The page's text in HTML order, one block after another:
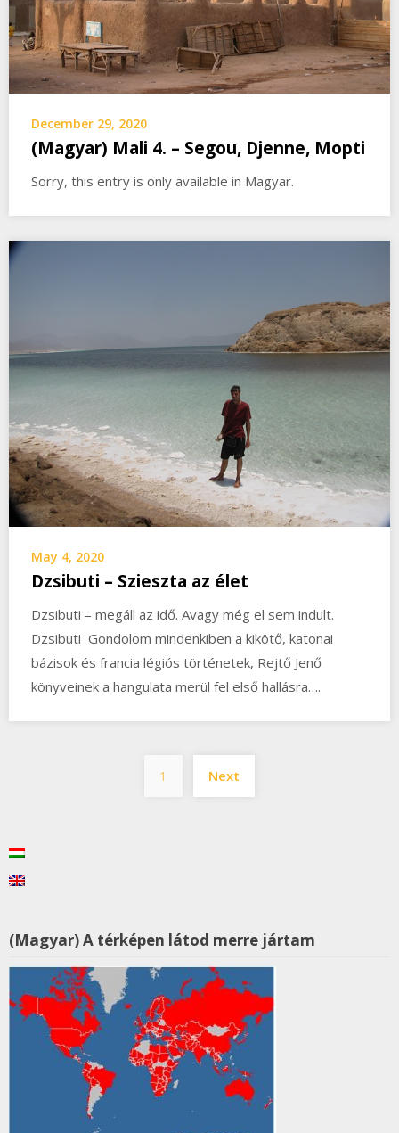
December 29, 2020
(Magyar) Mali 4. – Segou, Djenne, Mopti
Sorry, this entry is only available in Magyar.
May 4, 2020
Dzsibuti – Szieszta az élet
Dzsibuti – megáll az idő. Avagy még el sem indult.
Dzsibuti Gondolom mindenkiben a kikötő, katonai
bázisok és francia légiós történetek, Rejtő Jenő
könyveinek a hangulata merül fel első hallásra….
Posts
pagination
1 Next
(Magyar) A térképen látod merre jártam